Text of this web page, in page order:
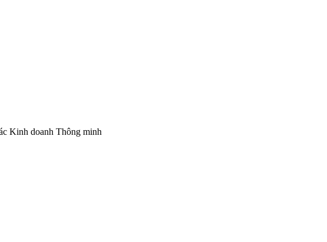
Kinh doanh Thông minh